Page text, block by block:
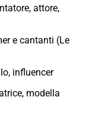
attore,
e cantanti (Le
influencer
modella